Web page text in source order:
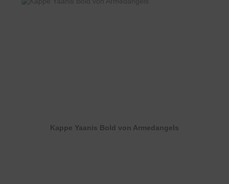
Kappe Yaanis Bold von Armedangels